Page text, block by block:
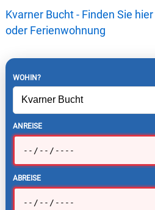
Kvarner Bucht - Finden Sie
oder Ferienwohnung
WOHIN?
ANREISE
ABREISE